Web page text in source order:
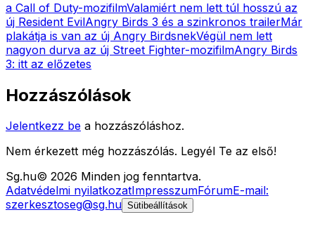
a Call of Duty-mozifilmValamiért nem lett túl hosszú az
új Resident EvilAngry Birds 3 és a szinkronos trailerMár
plakátja is van az új Angry BirdsnekVégül nem lett
nagyon durva az új Street Fighter-mozifilmAngry Birds
3: itt az előzetes
Hozzászólások
Jelentkezz be a hozzászóláshoz.
Nem érkezett még hozzászólás. Legyél Te az első!
Sg.hu© 2026 Minden jog fenntartva.
Adatvédelmi nyilatkozatImpresszumFórumE-mail:
szerkesztoseg@sg.hu Sütibeállítások